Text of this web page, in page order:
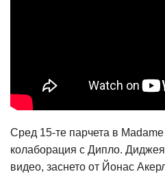
Сред 15-те парчета в
колаборация с Дипло.
видео, заснето от Йонас